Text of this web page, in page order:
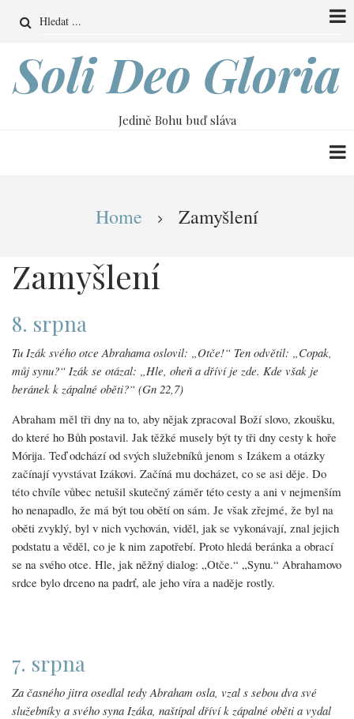
obsahu
Search
Soli Deo Gloria
Jedině Bohu buď sláva
DrobečkováHome Zamyšlení
Zamyšlení
8. srpna
Tu Izák svého otce Abrahama oslovil: „Otče!“ Ten odvětil: „Copak,
můj synu?“ Izák se otázal: „Hle, oheň a dříví je zde. Kde však je
beránek k zápalné oběti?“ (Gn 22,7)
Abraham měl tři dny na to, aby nějak zpracoval Boží slovo, zkoušku,
do které ho Bůh postavil. Jak těžké musely být ty tři dny cesty k hoře
Mórija. Teď odchází od svých služebníků jenom s Izákem a otázky
začínají vyvstávat Izákovi. Začíná mu docházet, co se asi děje. Do
této chvíle vůbec netušil skutečný záměr této cesty a ani v nejmenším
ho nenapadlo, že má být tou obětí on sám. Je však zřejmé, že byl na
oběti zvyklý, byl v nich vychován, viděl, jak se vykonávají, znal jejich
podstatu a věděl, co je k nim zapotřebí. Proto hledá beránka a obrací
se na svého otce. Hle, jak něžný dialog: „Otče.“ „Synu.“ Abrahamovo
srdce bylo drceno na padrť, ale jeho víra a naděje rostly.
7. srpna
Za časného jitra osedlal tedy Abraham osla, vzal s sebou dva své
služebníky a svého syna Izáka, naštípal dříví k zápalné oběti a vydal